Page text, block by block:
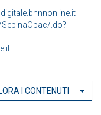
digitale.bnnnonline.it
.do?
I CONTENUTI